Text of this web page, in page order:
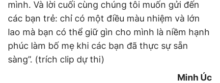
mình. Và lời cuối cùng chúng tôi muốn gửi đến
các bạn trẻ: chỉ có một điều màu nhiệm và lớn
lao mà bạn có thể giữ gìn cho mình là niềm hạnh
phúc làm bố mẹ khi các bạn đã thực sự sẵn
sàng”. (trích clip dự thi)
Minh Úc